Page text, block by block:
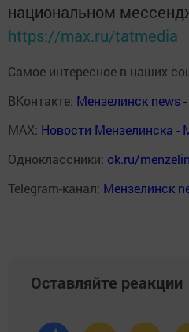
национальном
https://max.ru/tatmedia
Самое интересное в наших
ВКонтакте: Мензелинск news
MAX: Новости Мензелинска -
Одноклассники: ok.ru/
Telegram-канал: Мензелинск
Оставляйте реакции